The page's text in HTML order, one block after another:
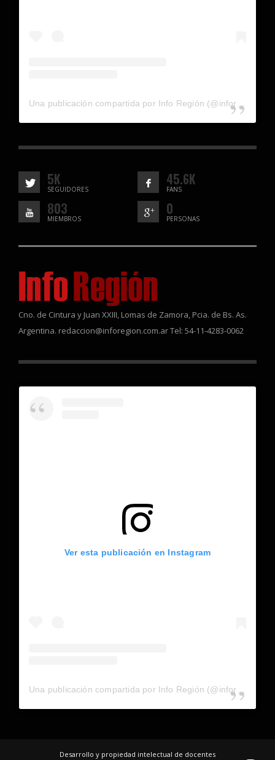
5K
SEGUIDORES
45.6K
FANS
803
MIEMBROS
0
PERSONAS
Cno. de Cintura y Juan XXIII, Lomas de Zamora, Pcia. de Bs. As.
Argentina. redaccion@inforegion.com.ar Tel: 54-11-4283-0062
Ver esta publicación en Instagram
Desarrollo y propiedad intelectual de docentes